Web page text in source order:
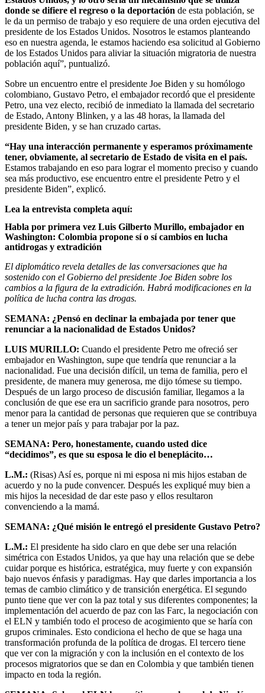
donde se difiere el regreso o la deportación de esta población, se
le da un permiso de trabajo y eso requiere de una orden ejecutiva del
presidente de los Estados Unidos. Nosotros le estamos planteando
eso en nuestra agenda, le estamos haciendo esa solicitud al Gobierno
de los Estados Unidos para aliviar la situación migratoria de nuestra
población aquí”, puntualizó.
Sobre un encuentro entre el presidente Joe Biden y su homólogo
colombiano, Gustavo Petro, el embajador recordó que el presidente
Petro, una vez electo, recibió de inmediato la llamada del secretario
de Estado, Antony Blinken, y a las 48 horas, la llamada del
presidente Biden, y se han cruzado cartas.
“Hay una interacción permanente y esperamos próximamente
tener, obviamente, al secretario de Estado de visita en el país.
Estamos trabajando en eso para lograr el momento preciso y cuando
sea más productivo, ese encuentro entre el presidente Petro y el
presidente Biden”, explicó.
Lea la entrevista completa aquí:
Habla por primera vez Luis Gilberto Murillo, embajador en
Washington: Colombia propone sí o sí cambios en lucha
antidrogas y extradición
El diplomático revela detalles de las conversaciones que ha
sostenido con el Gobierno del presidente Joe Biden sobre los
cambios a la figura de la extradición. Habrá modificaciones en la
política de lucha contra las drogas.
SEMANA: ¿Pensó en declinar la embajada por tener que
renunciar a la nacionalidad de Estados Unidos?
LUIS MURILLO: Cuando el presidente Petro me ofreció ser
embajador en Washington, supe que tendría que renunciar a la
nacionalidad. Fue una decisión difícil, un tema de familia, pero el
presidente, de manera muy generosa, me dijo tómese su tiempo.
Después de un largo proceso de discusión familiar, llegamos a la
conclusión de que ese era un sacrificio grande para nosotros, pero
menor para la cantidad de personas que requieren que se contribuya
a tener un mejor país y para trabajar por la paz.
SEMANA: Pero, honestamente, cuando usted dice
“decidimos”, es que su esposa le dio el beneplácito…
L.M.: (Risas) Así es, porque ni mi esposa ni mis hijos estaban de
acuerdo y no la pude convencer. Después les expliqué muy bien a
mis hijos la necesidad de dar este paso y ellos resultaron
convenciendo a la mamá.
SEMANA: ¿Qué misión le entregó el presidente Gustavo Petro?
L.M.: El presidente ha sido claro en que debe ser una relación
simétrica con Estados Unidos, ya que hay una relación que se debe
cuidar porque es histórica, estratégica, muy fuerte y con expansión
bajo nuevos énfasis y paradigmas. Hay que darles importancia a los
temas de cambio climático y de transición energética. El segundo
punto tiene que ver con la paz total y sus diferentes componentes; la
implementación del acuerdo de paz con las Farc, la negociación con
el ELN y también todo el proceso de acogimiento que se haría con
grupos criminales. Esto condiciona el hecho de que se haga una
transformación profunda de la política de drogas. El tercero tiene
que ver con la migración y con la inclusión en el contexto de los
procesos migratorios que se dan en Colombia y que también tienen
impacto en toda la región.